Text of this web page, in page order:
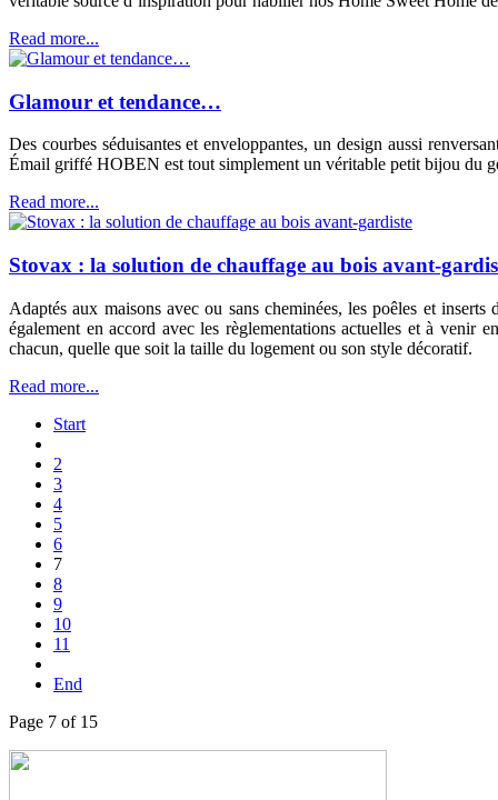
Read more...
Glamour et tendance…
Des courbes séduisantes et enveloppantes, un design aussi
Émail griffé HOBEN est tout simplement un véritable petit bijou du
Read more...
Stovax : la solution de chauffage au bois avant-
Adaptés aux maisons avec ou sans cheminées, les poêles et
également en accord avec les règlementations actuelles et à venir
chacun, quelle que soit la taille du logement ou son style décoratif.
Read more...
Start
2
3
4
5
6
7
8
9
10
11
End
Page 7 of 15